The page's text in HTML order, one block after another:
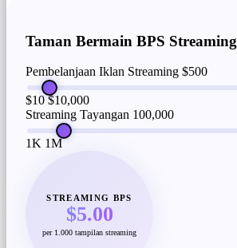
Taman Bermain BPS Streaming
Pembelanjaan Iklan Streaming $500
$10 $10,000
Streaming Tayangan 100,000
1K 1M
STREAMING BPS
$5.00
per 1.000 tampilan streaming